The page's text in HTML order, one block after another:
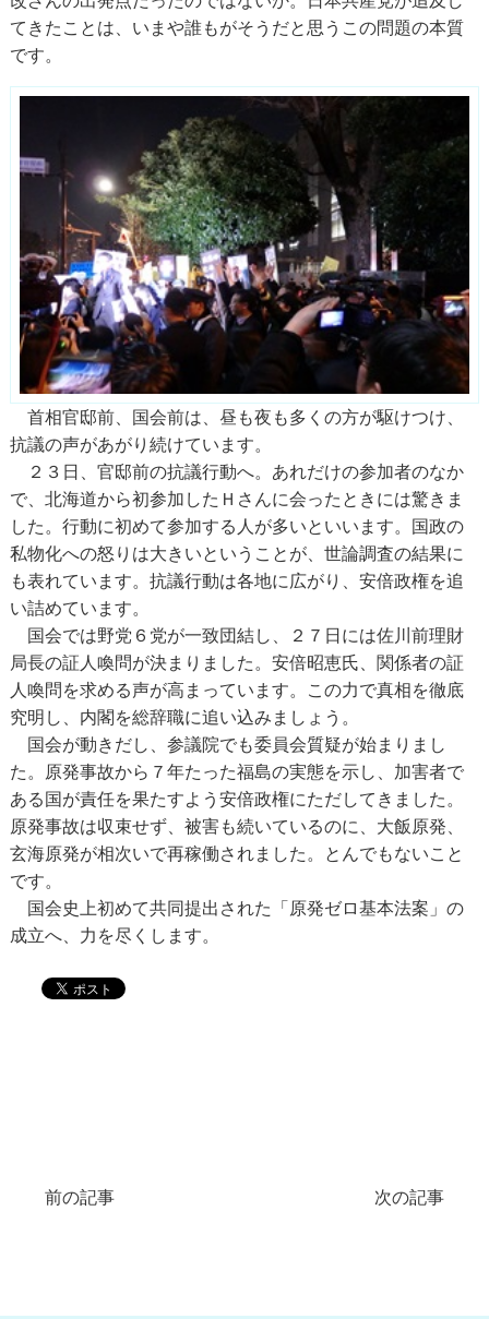
てきたことは、いまや誰もがそうだと思うこの問題の本質
です。
首相官邸前、国会前は、昼も夜も多くの方が駆けつけ、
抗議の声があがり続けています。
２３日、官邸前の抗議行動へ。あれだけの参加者のなか
で、北海道から初参加したＨさんに会ったときには驚きま
した。行動に初めて参加する人が多いといいます。国政の
私物化への怒りは大きいということが、世論調査の結果に
も表れています。抗議行動は各地に広がり、安倍政権を追
い詰めています。
国会では野党６党が一致団結し、２７日には佐川前理財
局長の証人喚問が決まりました。安倍昭恵氏、関係者の証
人喚問を求める声が高まっています。この力で真相を徹底
究明し、内閣を総辞職に追い込みましょう。
国会が動きだし、参議院でも委員会質疑が始まりまし
た。原発事故から７年たった福島の実態を示し、加害者で
ある国が責任を果たすよう安倍政権にただしてきました。
原発事故は収束せず、被害も続いているのに、大飯原発、
玄海原発が相次いで再稼働されました。とんでもないこと
です。
国会史上初めて共同提出された「原発ゼロ基本法案」の
成立へ、力を尽くします。
前の記事 次の記事